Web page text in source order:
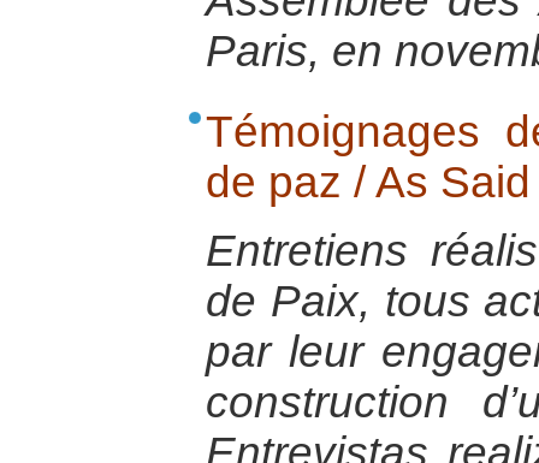
Paris, en
Témoignages
de paz / As
Entretiens
de Paix, tous
par leur
construction
Entrevistas